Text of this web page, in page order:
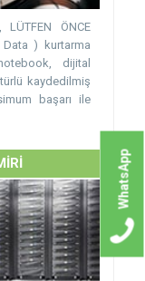
ÖNCE
Data ) kurtarma
dijital
kaydedilmiş
başarı ile
WhatsApp